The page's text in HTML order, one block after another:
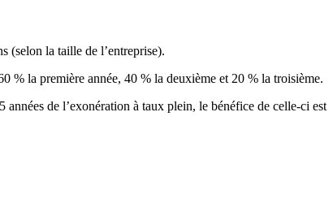
(selon la taille de l’entreprise).
% la première année, 40 % la deuxième et 20 % la troisième.
de l’exonération à taux plein, le bénéfice de celle-ci est